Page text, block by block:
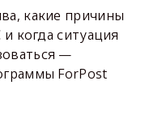
какие причины
когда ситуация
—
ForPost